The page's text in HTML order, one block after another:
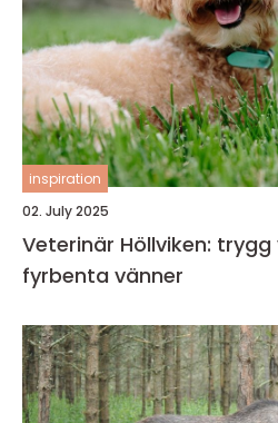
inspiration
02. July 2025
Veterinär Höllviken:
fyrbenta vänner